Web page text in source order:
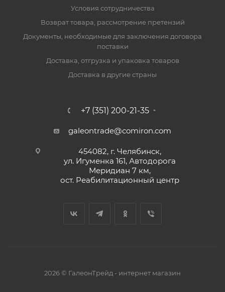
Условия сотрудничества
Возврат товара, рассмотрение претензий
Документы, необходимые для заключения договора
поставки
Доставка, отгрузка и упаковка товаров
Доставка в другие страны
+7 (351) 200-21-35
galeontrade@comiron.com
454082, г. Челябинск,
ул. Игуменка 161, Автодорога
Меридиан 7 км,
ост. Реабилитационный центр
2026 © ГалеонТрейд - интернет магазин